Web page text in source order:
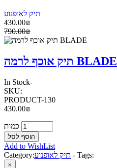
תיק לאופנוע
430.00₪
790.00₪
תיק אוכף לרמה BLADE
In Stock-
SKU:
PRODUCT-130
430.00₪
Add to WishList
Category:תיק לאופנוע - Tags:
×